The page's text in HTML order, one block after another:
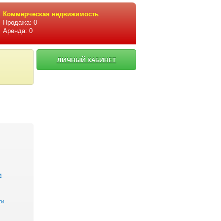
Коммерческая недвижимость
Продажа: 0
Аренда: 0
ЛИЧНЫЙ КАБИНЕТ